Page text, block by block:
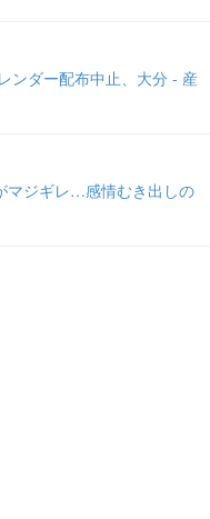
ンダー配布中止、大分 - 産
マジギレ…感情むき出しの